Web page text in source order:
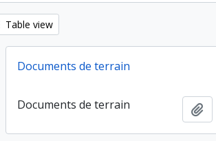
Table view
au presse-papier
Documents de terrain
Documents de terrain